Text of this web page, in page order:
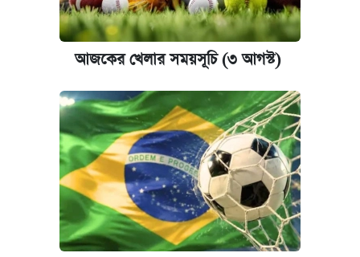
আজকের খেলার সময়সূচি (৩ আগস্ট)